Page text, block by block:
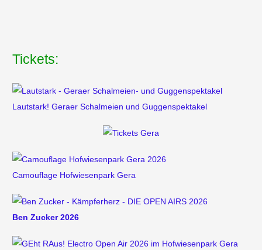
Tickets:
Lautstark! Geraer Schalmeien und Guggenspektakel
Camouflage Hofwiesenpark Gera
Ben Zucker 2026